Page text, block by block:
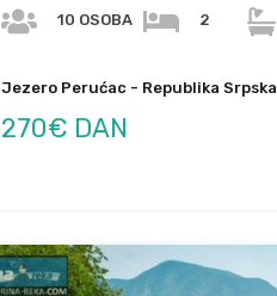
10 OSOBA 2
Jezero Perućac - Republika Srpska
270€ DAN